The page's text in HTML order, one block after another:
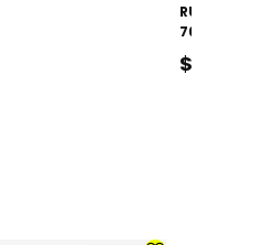
RUEDAS
76MM/85A
PACK X4
$799.00